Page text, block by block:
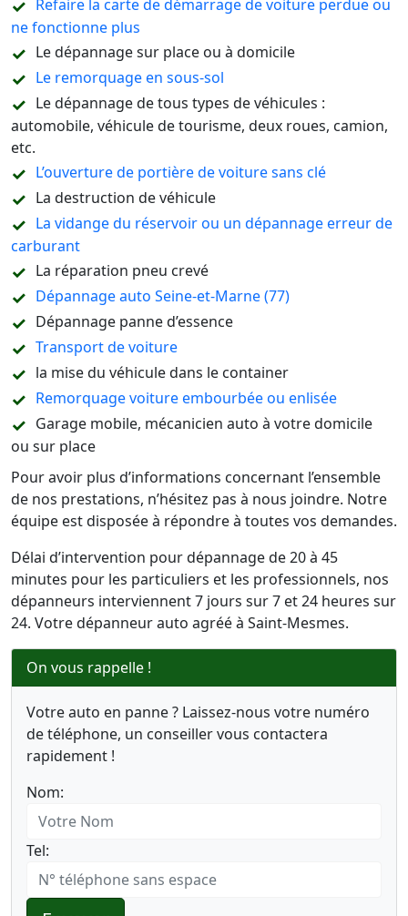
Refaire la carte de démarrage de voiture perdue ou
ne fonctionne plus
Le dépannage sur place ou à domicile
Le remorquage en sous-sol
Le dépannage de tous types de véhicules :
automobile, véhicule de tourisme, deux roues, camion,
etc.
L’ouverture de portière de voiture sans clé
La destruction de véhicule
La vidange du réservoir ou un dépannage erreur de
carburant
La réparation pneu crevé
Dépannage auto Seine-et-Marne (77)
Dépannage panne d’essence
Transport de voiture
la mise du véhicule dans le container
Remorquage voiture embourbée ou enlisée
Garage mobile, mécanicien auto à votre domicile
ou sur place
Pour avoir plus d’informations concernant l’ensemble
de nos prestations, n’hésitez pas à nous joindre. Notre
équipe est disposée à répondre à toutes vos demandes.
Délai d’intervention pour dépannage de 20 à 45
minutes pour les particuliers et les professionnels, nos
dépanneurs interviennent 7 jours sur 7 et 24 heures sur
24. Votre dépanneur auto agréé à Saint-Mesmes.
On vous rappelle !
Votre auto en panne ? Laissez-nous votre numéro
de téléphone, un conseiller vous contactera
rapidement !
Nom:
Tel: